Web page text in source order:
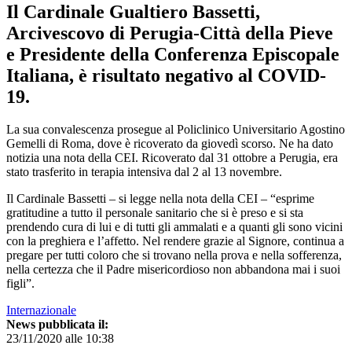
Il Cardinale Gualtiero Bassetti,
Arcivescovo di Perugia-Città della Pieve
e Presidente della Conferenza Episcopale
Italiana, è risultato negativo al COVID-
19.
La sua convalescenza prosegue al Policlinico Universitario Agostino
Gemelli di Roma, dove è ricoverato da giovedì scorso. Ne ha dato
notizia una nota della CEI. Ricoverato dal 31 ottobre a Perugia, era
stato trasferito in terapia intensiva dal 2 al 13 novembre.
Il Cardinale Bassetti – si legge nella nota della CEI – “esprime
gratitudine a tutto il personale sanitario che si è preso e si sta
prendendo cura di lui e di tutti gli ammalati e a quanti gli sono vicini
con la preghiera e l’affetto. Nel rendere grazie al Signore, continua a
pregare per tutti coloro che si trovano nella prova e nella sofferenza,
nella certezza che il Padre misericordioso non abbandona mai i suoi
figli”.
Internazionale
News pubblicata il:
23/11/2020 alle 10:38